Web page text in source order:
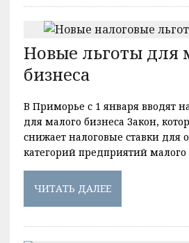
Новые льготы для
бизнеса
В Приморье с 1 января вводят
для малого бизнеса Закон,
снижает налоговые ставки для
категорий предприятий
ЧИТАТЬ ДАЛЕЕ